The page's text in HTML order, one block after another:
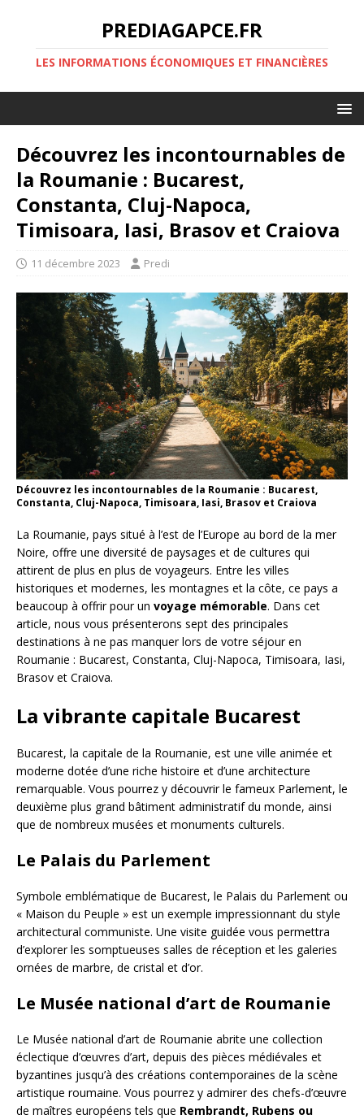
PREDIAGAPCE.FR
LES INFORMATIONS ÉCONOMIQUES ET FINANCIÈRES
Découvrez les incontournables de
la Roumanie : Bucarest,
Constanta, Cluj-Napoca,
Timisoara, Iasi, Brasov et Craiova
11 décembre 2023 Predi
Découvrez les incontournables de la Roumanie : Bucarest,
Constanta, Cluj-Napoca, Timisoara, Iasi, Brasov et Craiova
La Roumanie, pays situé à l’est de l’Europe au bord de la mer
Noire, offre une diversité de paysages et de cultures qui
attirent de plus en plus de voyageurs. Entre les villes
historiques et modernes, les montagnes et la côte, ce pays a
beaucoup à offrir pour un voyage mémorable. Dans cet
article, nous vous présenterons sept des principales
destinations à ne pas manquer lors de votre séjour en
Roumanie : Bucarest, Constanta, Cluj-Napoca, Timisoara, Iasi,
Brasov et Craiova.
La vibrante capitale Bucarest
Bucarest, la capitale de la Roumanie, est une ville animée et
moderne dotée d’une riche histoire et d’une architecture
remarquable. Vous pourrez y découvrir le fameux Parlement, le
deuxième plus grand bâtiment administratif du monde, ainsi
que de nombreux musées et monuments culturels.
Le Palais du Parlement
Symbole emblématique de Bucarest, le Palais du Parlement ou
« Maison du Peuple » est un exemple impressionnant du style
architectural communiste. Une visite guidée vous permettra
d’explorer les somptueuses salles de réception et les galeries
ornées de marbre, de cristal et d’or.
Le Musée national d’art de Roumanie
Le Musée national d’art de Roumanie abrite une collection
éclectique d’œuvres d’art, depuis des pièces médiévales et
byzantines jusqu’à des créations contemporaines de la scène
artistique roumaine. Vous pourrez y admirer des chefs-d’œuvre
de maîtres européens tels que Rembrandt, Rubens ou